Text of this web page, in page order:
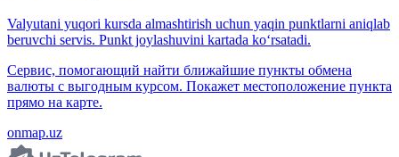
Valyutani yuqori kursda almashtirish uchun yaqin punktlarni aniqlab
beruvchi servis. Punkt joylashuvini kartada ko‘rsatadi.
Сервис, помогающий найти ближайшие пункты обмена
валюты с выгодным курсом. Покажет местоположение пункта
прямо на карте.
onmap.uz